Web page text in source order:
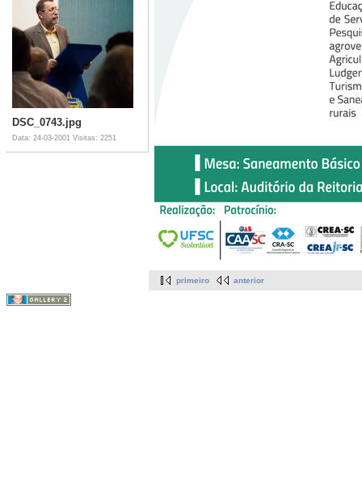
DSC_0743.jpg
Data: 24-03-2001 Visitas: 2251
primeiro anterior